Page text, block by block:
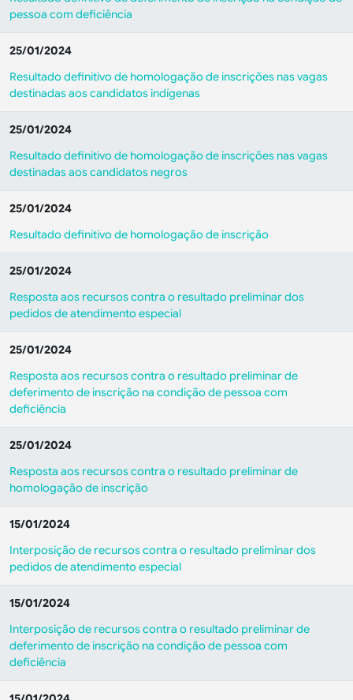
pessoa com deficiência
25/01/2024
Resultado definitivo de homologação de inscrições nas vagas
destinadas aos candidatos indígenas
25/01/2024
Resultado definitivo de homologação de inscrições nas vagas
destinadas aos candidatos negros
25/01/2024
Resultado definitivo de homologação de inscrição
25/01/2024
Resposta aos recursos contra o resultado preliminar dos
pedidos de atendimento especial
25/01/2024
Resposta aos recursos contra o resultado preliminar de
deferimento de inscrição na condição de pessoa com
deficiência
25/01/2024
Resposta aos recursos contra o resultado preliminar de
homologação de inscrição
15/01/2024
Interposição de recursos contra o resultado preliminar dos
pedidos de atendimento especial
15/01/2024
Interposição de recursos contra o resultado preliminar de
deferimento de inscrição na condição de pessoa com
deficiência